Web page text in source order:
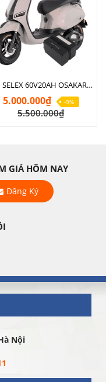
PIN SELEX 60V20AH OSAKAR NISPA VERA SX
5.000.000₫ -9%
5.500.000₫
GIÁ HÔM NAY
Đăng Ký
Nội